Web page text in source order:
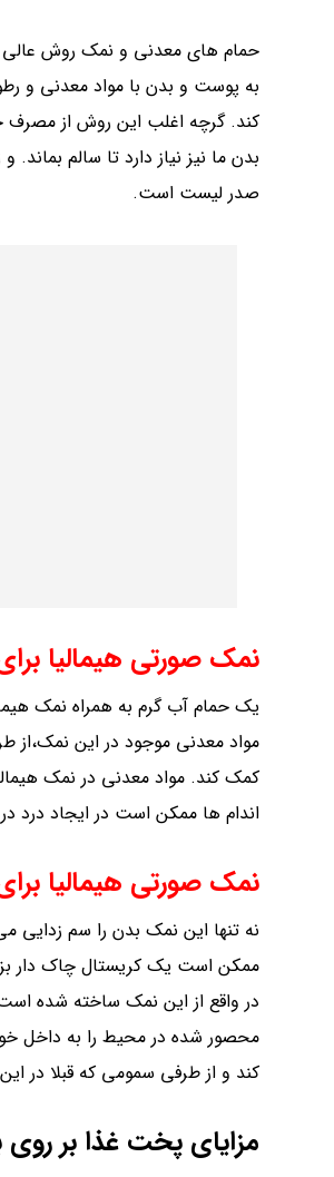
حمام های معدنی و نمک روش
به پوست و بدن با مواد معدنی و
کند. گرچه اغلب این روش از مصرف
بدن ما نیز نیاز دارد تا سالم
صدر لیست است.
نمک صورتی هیمالیا
یک حمام آب گرم به همراه نمک
مواد معدنی موجود در این
کمک کند. مواد معدنی در نمک
اندام ها ممکن است در ایجاد درد
نمک صورتی هیمالیا
نه تنها این نمک بدن را سم زدایی
ممکن است یک کریستال چاک دار
در واقع از این نمک ساخته شده
محصور شده در محیط را به داخل
کند و از طرفی سمومی که قبلا
مزایای پخت غذا بر